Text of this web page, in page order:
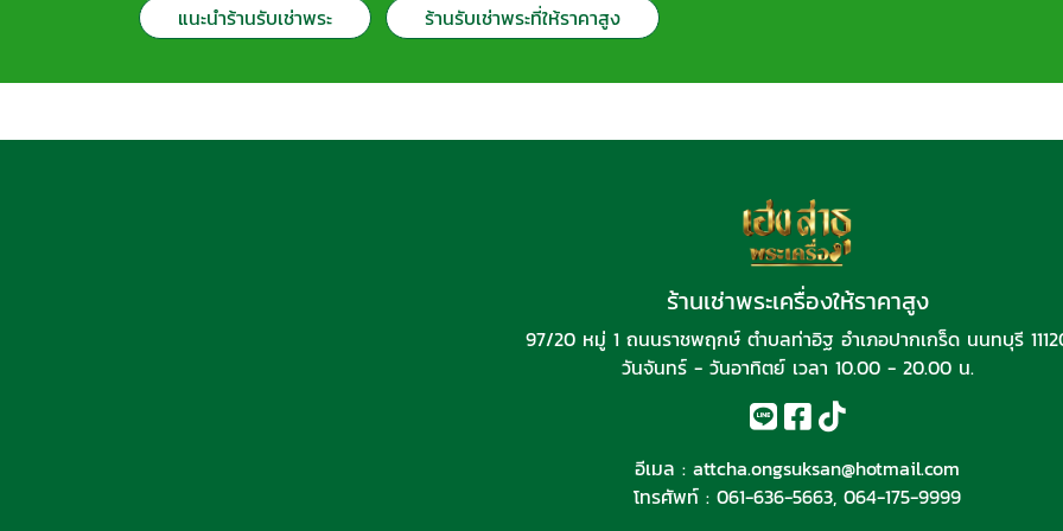
แนะนำร้านรับเช่าพระ ร้านรับเช่าพระที่ให้ราคาสูง
ร้านเช่าพระเครื่องให้ราคาสูง
97/20 หมู่ 1 ถนนราชพฤกษ์ ตำบลท่าอิฐ อำเภอปากเกร็ด นนทบุรี
วันจันทร์ - วันอาทิตย์ เวลา 10.00 - 20.00 น.
อีเมล : attcha.ongsuksan@hotmail.com
โทรศัพท์ : 061-636-5663, 064-175-9999